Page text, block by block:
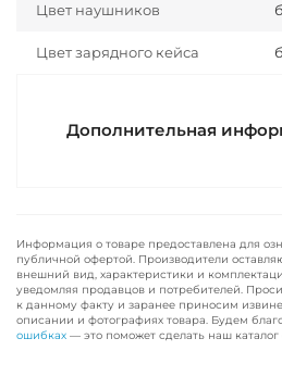
Цвет наушников
Цвет зарядного кейса
Дополнительная
Информация о товаре предоставлена для
публичной офертой. Производители
внешний вид, характеристики и
уведомляя продавцов и потребителей.
к данному факту и заранее приносим
описании и фотографиях товара. Будем
ошибках — это поможет сделать наш каталог